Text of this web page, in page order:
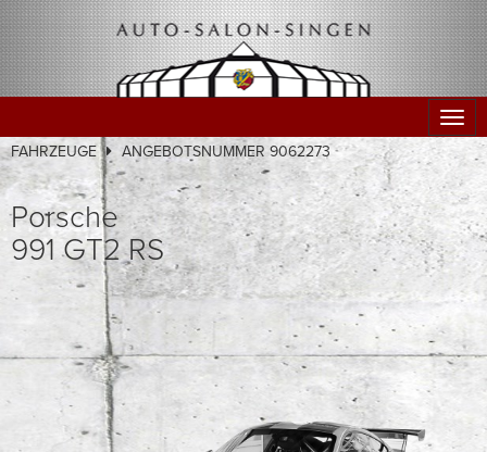
FAHRZEUGE ANGEBOTSNUMMER 9062273
Porsche
991 GT2 RS